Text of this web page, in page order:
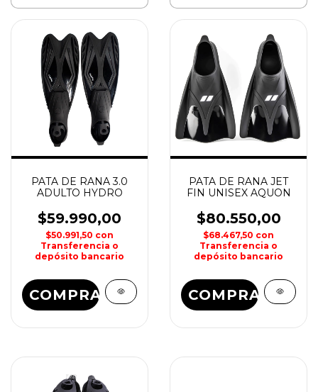
PATA DE RANA 3.0
ADULTO HYDRO
$59.990,00
$50.991,50 con
Transferencia o
depósito bancario
COMPRAR
PATA DE RANA JET
FIN UNISEX AQUON
$80.550,00
$68.467,50 con
Transferencia o
depósito bancario
COMPRAR